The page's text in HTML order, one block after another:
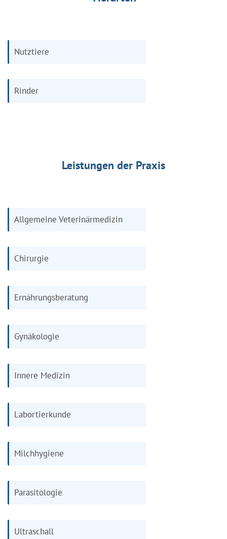
Nutztiere
Rinder
Leistungen der Praxis
Allgemeine Veterinärmedizin
Chirurgie
Ernährungsberatung
Gynäkologie
Innere Medizin
Labortierkunde
Milchhygiene
Parasitologie
Ultraschall